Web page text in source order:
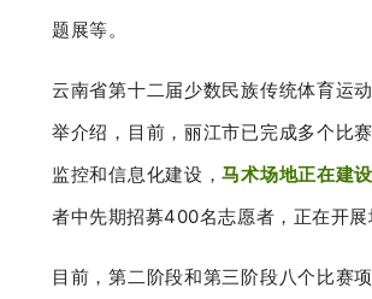
题展等。
云南省第十二届少数民族传统体育运
举介绍，目前，丽江市已完成多个比
监控和信息化建设，马术场地正在建设
者中先期招募400名志愿者，正在开展
目前，第二阶段和第三阶段八个比赛